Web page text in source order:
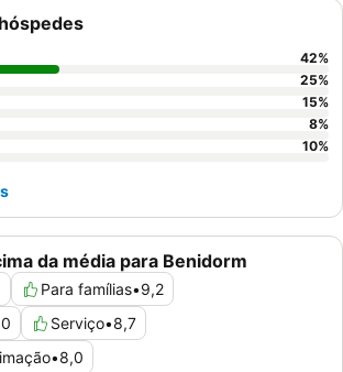
especialidades altamente classificados e o
de entrega de pizzas. Para uma estadia
considere reservar um alojamento com
da média para Benidorm
Para famílias•9,2
Serviço•8,7
•8,0
42%
25%
15%
8%
10%